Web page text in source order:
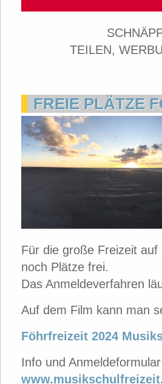
TEILEN,
FREIE PLÄTZE
Für die große Freizeit
noch Plätze frei.
Das Anmeldeverfahren
Auf dem Film kann man
Föhrfreizeit 2024
Info und